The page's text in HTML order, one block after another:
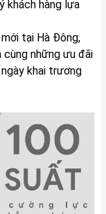
khách hàng lựa
tại Hà Đông,
cùng những ưu đãi
khai trương